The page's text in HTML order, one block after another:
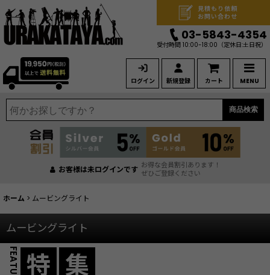
ログイン 新規登録 カート MENU
見積もり依頼
お問い合わせ
03-5843-4354
受付時間 10:00-18:00 （定休日:土日祝）
商品検索
お客様は未ログインです お得な会員割引あります！
ぜひご登録ください
ホーム > ムービングライト
ムービングライト
特 集